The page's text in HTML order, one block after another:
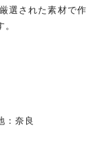
選された素材で作
：奈良